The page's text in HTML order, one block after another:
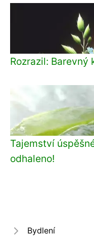
Rozrazil: Barevný
Tajemství
odhaleno!
Bydlení